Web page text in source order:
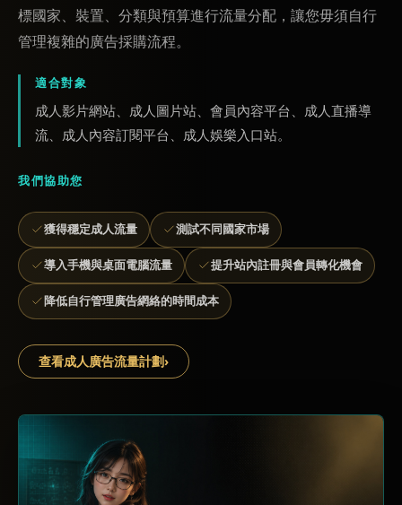
標國家、裝置、分類與預算進行流量分配，讓您毋須自行
管理複雜的廣告採購流程。
適合對象
成人影片網站、成人圖片站、會員內容平台、成人直播導
流、成人內容訂閱平台、成人娛樂入口站。
我們協助您
獲得穩定成人流量 測試不同國家市場
導入手機與桌面電腦流量 提升站內註冊與會員轉化機會
降低自行管理廣告網絡的時間成本
查看成人廣告流量計劃›